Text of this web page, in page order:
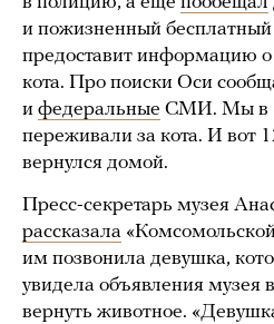
и пожизненный бесплатный
предоставит информацию
кота. Про поиски Оси
и федеральные СМИ. Мы в
переживали за кота. И вот
вернулся домой.
Пресс-секретарь музея
рассказала
им позвонила девушка,
увидела объявления музея
вернуть животное.